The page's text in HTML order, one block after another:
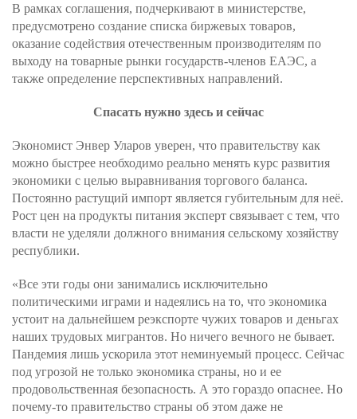
В рамках соглашения, подчеркивают в министерстве,
предусмотрено создание списка биржевых товаров,
оказание содействия отечественным производителям по
выходу на товарные рынки государств-членов ЕАЭС, а
также определение перспективных направлений.
Спасать нужно здесь и сейчас
Экономист Энвер Уларов уверен, что правительству как
можно быстрее необходимо реально менять курс развития
экономики с целью выравнивания торгового баланса.
Постоянно растущий импорт является губительным для неё.
Рост цен на продукты питания эксперт связывает с тем, что
власти не уделяли должного внимания сельскому хозяйству
республики.
«Все эти годы они занимались исключительно
политическими играми и надеялись на то, что экономика
устоит на дальнейшем реэкспорте чужих товаров и деньгах
наших трудовых мигрантов. Но ничего вечного не бывает.
Пандемия лишь ускорила этот неминуемый процесс. Сейчас
под угрозой не только экономика страны, но и ее
продовольственная безопасность. А это гораздо опаснее. Но
почему-то правительство страны об этом даже не